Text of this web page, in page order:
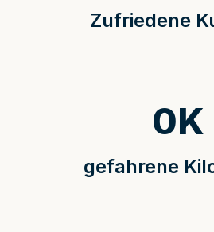
Zufriedene
gefahrene
0K